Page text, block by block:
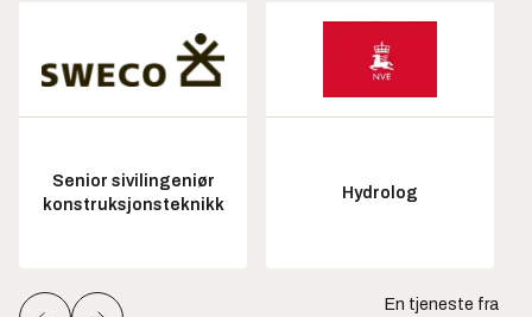
Senior sivilingeniør
konstruksjonsteknikk
Hydrolog
En tjeneste fra